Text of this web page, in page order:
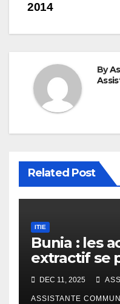
2014
By
Related Post
ITIE
Bunia : les
extractif se
projet de
2023
DEC 11, 2025
ASSISTANTE